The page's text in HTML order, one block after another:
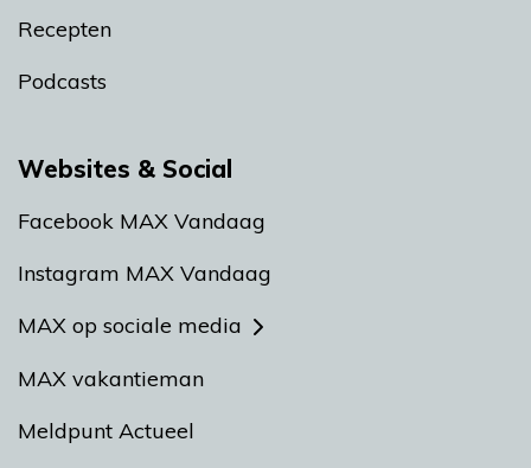
Recepten
Podcasts
Websites & Social
Facebook MAX Vandaag
Instagram MAX Vandaag
MAX op sociale media
MAX vakantieman
Meldpunt Actueel